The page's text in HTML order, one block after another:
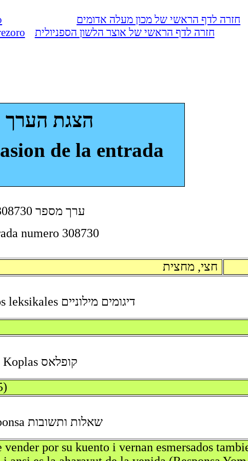
חזרה לדף הראשי של מכון מעלה אדומים
חזרה לדף הראשי של אוצר הלשון הספניולית
הצגת הערך
de la entrada
308730 ערך מספר
numero 308730
חצי, מחצית
דיגומים מילוניים Enshemplos leksikales
קופלאס Koplas
שאלות ותשובות Responsa
por su kuento i vernan esmersados